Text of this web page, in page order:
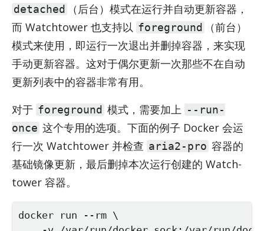
detached
（后台）模式在运行并自动更新容器，
而 Watch­tower 也支持以 foreground
（前台）
模式来使用，即运行一次退出并删掉容器，来实现
手动更新容器。这对于偶尔更新一次那些不在自动
更新列表中的容器非常有用。
对于 foreground 模式，需要加上 --run-
once 这个专用的选项。下面的例子 Docker 会运
行一次 Watch­tower 并检查 aria2-pro 容器的
基础镜像更新，最后删掉本次运行创建的 Watch­
tower 容器。
docker run --rm \